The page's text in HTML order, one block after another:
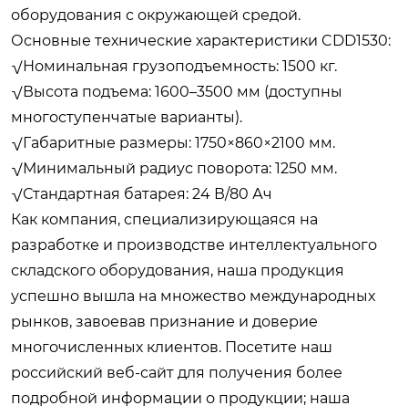
оборудования с окружающей средой.
Основные технические характеристики CDD1530:
√Номинальная грузоподъемность: 1500 кг.
√Высота подъема: 1600–3500 мм (доступны
многоступенчатые варианты).
√Габаритные размеры: 1750×860×2100 мм.
√Минимальный радиус поворота: 1250 мм.
√Стандартная батарея: 24 В/80 Ач
Как компания, специализирующаяся на
разработке и производстве интеллектуального
складского оборудования, наша продукция
успешно вышла на множество международных
рынков, завоевав признание и доверие
многочисленных клиентов. Посетите наш
российский веб-сайт для получения более
подробной информации о продукции; наша